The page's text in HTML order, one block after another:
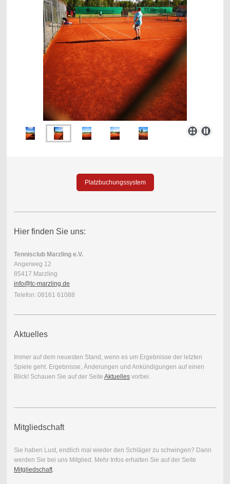
Platzbuchungssystem
Hier finden Sie uns:
Tennisclub Marzling e.V.
Angerweg 12
85417 Marzling
info@tc-marzling.de
Telefon: 08161 61088
Aktuelles
Immer auf dem neuesten Stand, wenn es um Ergebnisse der letzten
Spiele geht. Ergebnisse, Änderungen und Ankündigungen auf einen
Blick! Schauen Sie auf der Seite Aktuellesvorbei.
Mitgliedschaft
Sie haben Lust, endlich mal wieder den Schläger zu schwingen? Dann
werden Sie bei uns Mitglied. Mehr Infos erhalten Sie auf der Seite
Mitgliedschaft.